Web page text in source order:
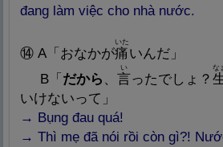
đang làm việc cho nhà nước.
⑭A「おなかが痛
いた
いんだ」
B「 だから 言
い
ったでしょ？
な
いけないって」
→ Bụng đau quá!
→ Thì mẹ đã nói rồi còn gì?!